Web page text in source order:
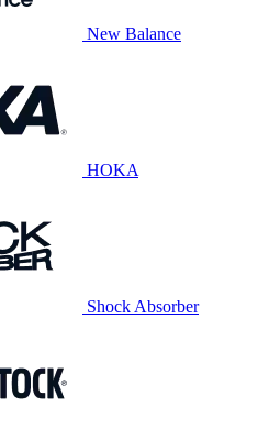
New Balance
HOKA
Shock Absorber